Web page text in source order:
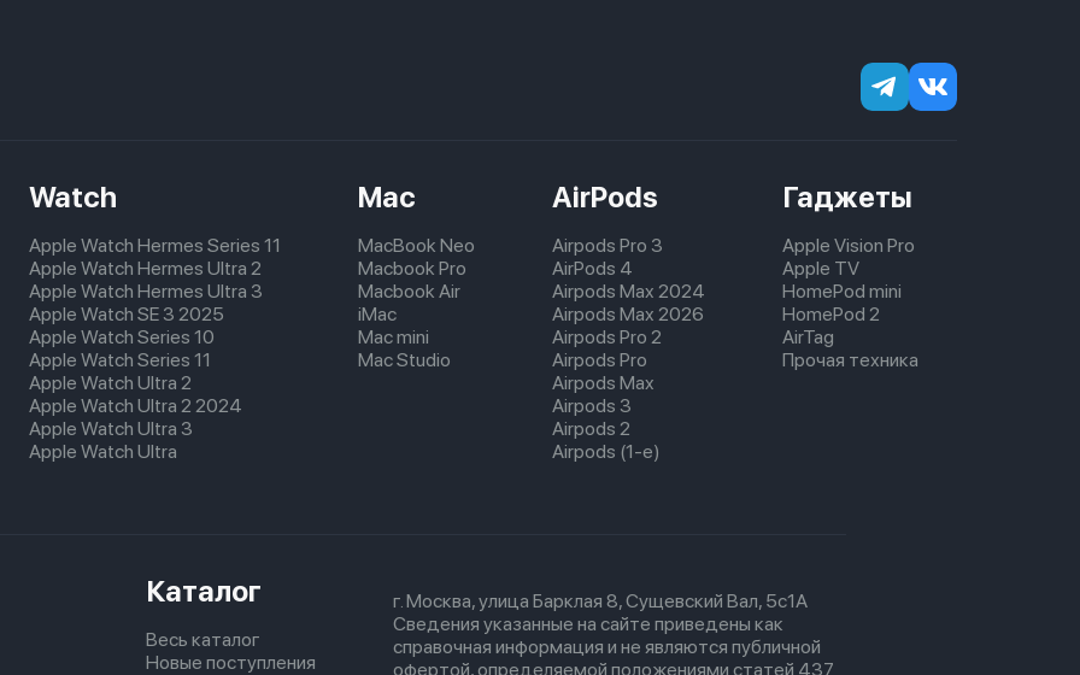
Watch
Apple Watch Hermes Series 11
Apple Watch Hermes Ultra 2
Apple Watch Hermes Ultra 3
Apple Watch SE 3 2025
Apple Watch Series 10
Apple Watch Series 11
Apple Watch Ultra 2
Apple Watch Ultra 2 2024
Apple Watch Ultra 3
Apple Watch Ultra
Mac
MacBook Neo
Macbook Pro
Macbook Air
iMac
Mac mini
Mac Studio
AirPods
Airpods Pro 3
AirPods 4
Airpods Max 2024
Airpods Max 2026
Airpods Pro 2
Airpods Pro
Airpods Max
Airpods 3
Airpods 2
Airpods (1-е)
Гаджеты
Apple Vision Pro
Apple TV
HomePod mini
HomePod 2
AirTag
Прочая техника
Каталог
Весь каталог
Новые поступления
г. Москва, улица Барклая 8, Сущевский Вал, 5с1А
Сведения указанные на сайте приведены как
справочная информация и не являются публичной
офертой, определяемой положениями статей 437